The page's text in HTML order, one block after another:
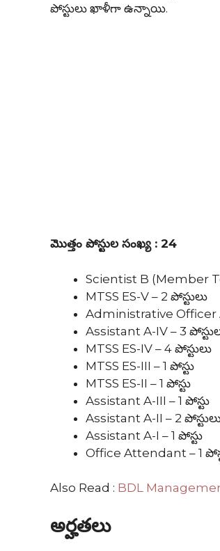
పోస్టులు ఖాళీగా ఉన్నాయి.
మొత్తం పోస్టుల సంఖ్య : 24
Scientist B (Member
MTSS ES-V – 2 పోస్టులు
Administrative Officer
Assistant A-IV – 3
MTSS ES-IV – 4 పోస్టులు
MTSS ES-III – 1 పోస్టు
MTSS ES-II – 1 పోస్టు
Assistant A-III – 1 పోస్టు
Assistant A-II – 2
Assistant A-I – 1 పోస్టు
Office Attendant – 1
Also Read : BDL
అర్హతలు